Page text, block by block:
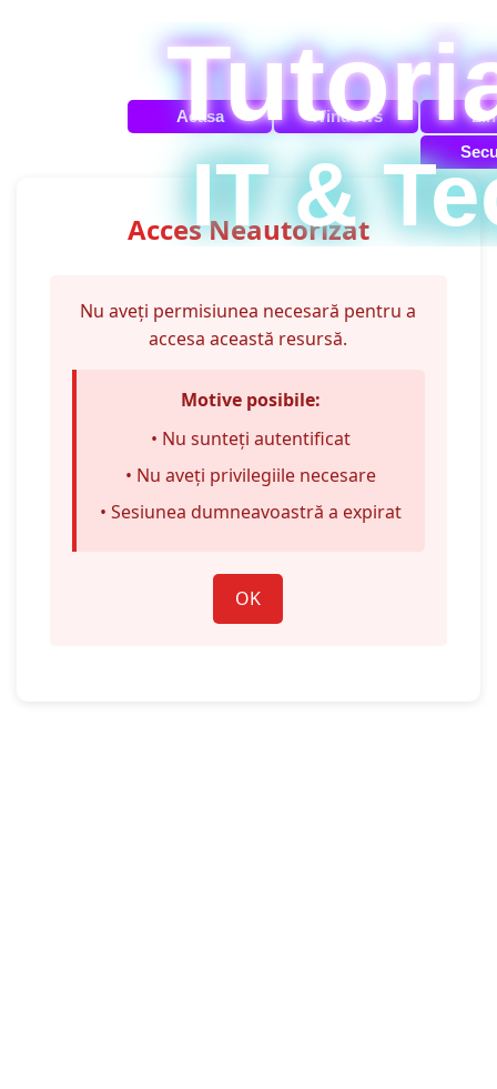
IT &
Acasa Windows
Acces Neautorizat
Nu aveți permisiunea necesară pentru a
accesa această resursă.
Motive posibile:
• Nu sunteți autentificat
• Nu aveți privilegiile necesare
• Sesiunea dumneavoastră a expirat
OK